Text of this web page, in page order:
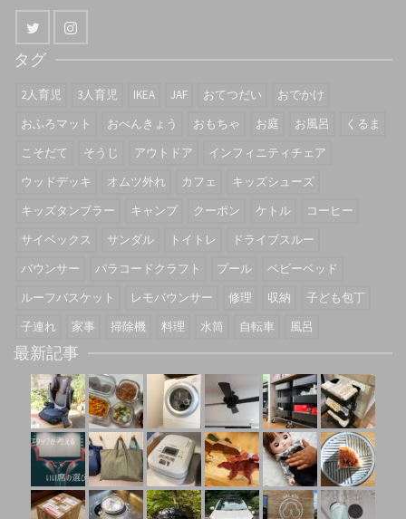
タグ
2人育児 3人育児 IKEA JAF おてつだい
おでかけ
おふろマット
おべんきょう おもちゃ お庭 お風呂
くるま
こそだて
そうじ アウトドア
インフィニティチェア
ウッドデッキ
オムツ外れ カフェ
キッズシューズ
キッズタンブラー
キャンプ クーポン ケトル
コーヒー
サイベックス
サンダル トイトレ
ドライブスルー
バウンサー
パラコードクラフト プール
ベビーベッド
ルーフバスケット
レモバウンサー 修理 収納
子ども包丁
子連れ
家事 掃除機 料理 水筒 自転車 風呂
最新記事